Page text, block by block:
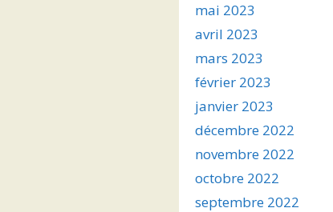
mai 2023
avril 2023
mars 2023
février 2023
janvier 2023
décembre 2022
novembre 2022
octobre 2022
septembre 2022